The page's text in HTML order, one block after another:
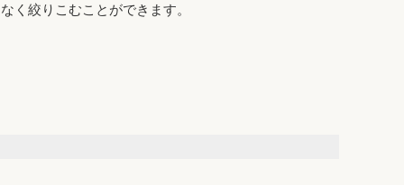
く絞りこむことができます。